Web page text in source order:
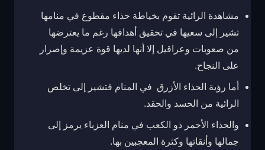
مشاهدة الرائية تقوم بخياطة حذاء مقطوع في منامها
تشير إلى سعيها في تحقيق أهدافها رغم ما يعترضها
من صعوبات وعراقيل إلا أنها لديها قوة عزيمة وإصرار
على النجاح.
أما رؤية الحذاء الأزرق في المنام فتشير إلى تخلص
الرائية من الحسد والحقد.
والحذاء الأحمر ذو الكعب في منام العزباء يرمز إلى
جمالها وأنقاتها وكثرة المعجبين بها.